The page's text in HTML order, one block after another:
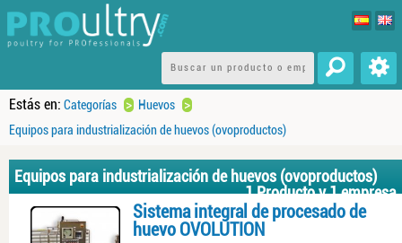
Estás en: Categorías > Huevos >
Equipos para industrialización de huevos (ovoproductos)
Equipos para industrialización de huevos (ovoproductos)
1 Producto y 1 empresa
Sistema integral de procesado de
huevo OVOLUTION